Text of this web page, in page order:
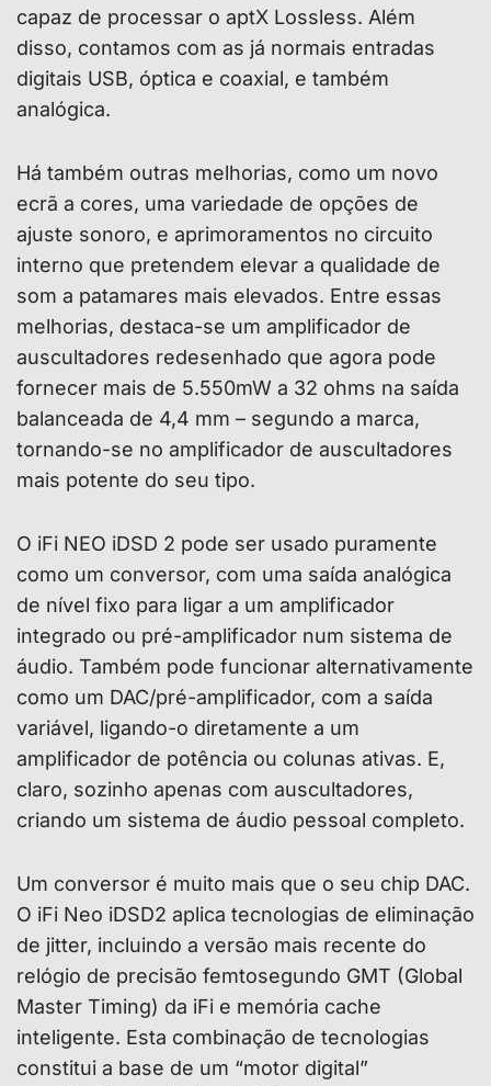
capaz de processar o aptX Lossless. Além
disso, contamos com as já normais entradas
digitais USB, óptica e coaxial, e também
analógica.
Há também outras melhorias, como um novo
ecrã a cores, uma variedade de opções de
ajuste sonoro, e aprimoramentos no circuito
interno que pretendem elevar a qualidade de
som a patamares mais elevados. Entre essas
melhorias, destaca-se um amplificador de
auscultadores redesenhado que agora pode
fornecer mais de 5.550mW a 32 ohms na saída
balanceada de 4,4 mm – segundo a marca,
tornando-se no amplificador de auscultadores
mais potente do seu tipo.
O iFi NEO iDSD 2 pode ser usado puramente
como um conversor, com uma saída analógica
de nível fixo para ligar a um amplificador
integrado ou pré-amplificador num sistema de
áudio. Também pode funcionar alternativamente
como um DAC/pré-amplificador, com a saída
variável, ligando-o diretamente a um
amplificador de potência ou colunas ativas. E,
claro, sozinho apenas com auscultadores,
criando um sistema de áudio pessoal completo.
Um conversor é muito mais que o seu chip DAC.
O iFi Neo iDSD2 aplica tecnologias de eliminação
de jitter, incluindo a versão mais recente do
relógio de precisão femtosegundo GMT (Global
Master Timing) da iFi e memória cache
inteligente. Esta combinação de tecnologias
constitui a base de um “motor digital”